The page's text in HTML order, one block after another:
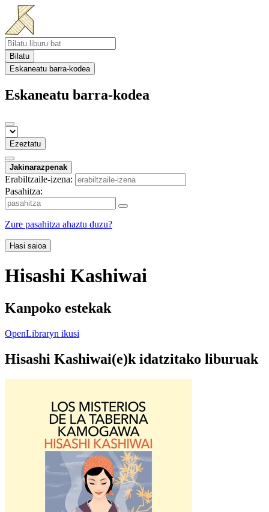
Bilatu
Eskaneatu barra-kodea
Eskaneatu barra-kodea
Ezeztatu
Jakinarazpenak
Erabiltzaile-izena:
Pasahitza:
Zure pasahitza ahaztu duzu?
Hasi saioa
Hisashi Kashiwai
Kanpoko estekak
OpenLibraryn ikusi
Hisashi Kashiwai(e)k idatzitako liburuak